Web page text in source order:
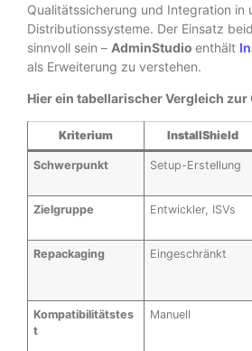
Qualitätssicherung und Integration in
Distributionssysteme. Der Einsatz
sinnvoll sein – AdminStudio enthält
als Erweiterung zu verstehen.
Hier ein tabellarischer Vergleich
Kriterium InstallShield
Schwerpunkt Setup-Erstellung
Zielgruppe Entwickler, ISVs
Repackaging Eingeschränkt
Kompatibilitätstes
t
Manuell